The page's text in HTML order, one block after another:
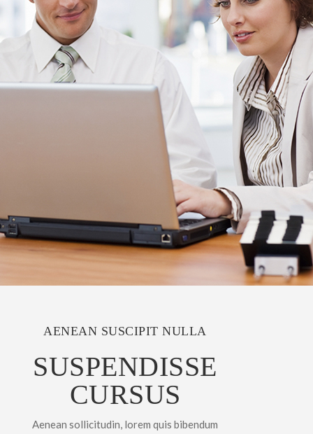
AENEAN SUSCIPIT NULLA
SUSPENDISSE
CURSUS
Aenean sollicitudin, lorem quis bibendum